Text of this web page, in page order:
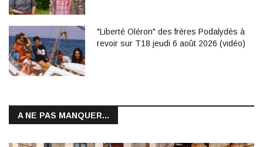
"Liberté Oléron" des frères Podalydès à
revoir sur T18 jeudi 6 août 2026 (vidéo)
A NE PAS MANQUER...